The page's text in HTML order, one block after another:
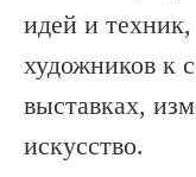
идей и
художников к
выставках,
искусство.